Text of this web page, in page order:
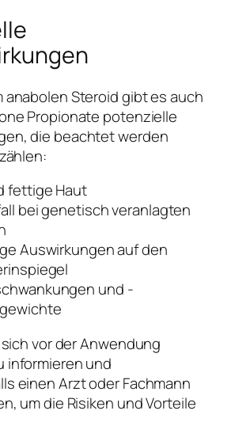
anabolen Steroid gibt es auch
Propionate potenzielle
die beachtet werden
fettige Haut
bei genetisch veranlagten
Auswirkungen auf den
und -
vor der Anwendung
informieren und
einen Arzt oder Fachmann
um die Risiken und Vorteile